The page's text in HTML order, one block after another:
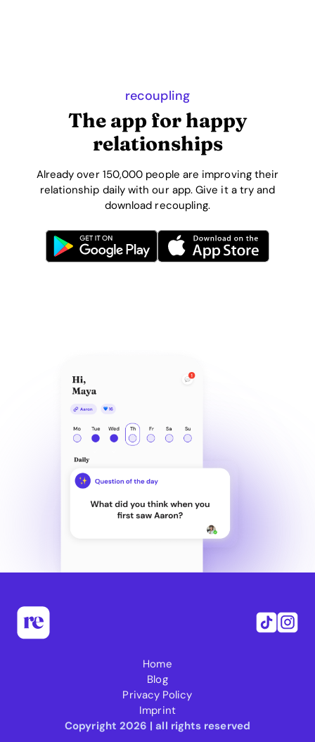
recoupling
The app for happy
relationships
Already over 150,000 people are improving their
relationship daily with our app. Give it a try and
download recoupling.
Home
Blog
Privacy Policy
Imprint
Copyright 2026 | all rights reserved